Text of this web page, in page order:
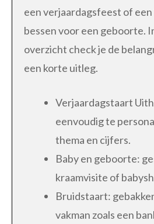
een verjaardagsfeest of
bessen voor een geboorte.
overzicht check je de
een korte uitleg.
Verjaardagstaart
eenvoudig te
thema en cijfers.
Baby en geboorte:
kraamvisite of
Bruidstaart:
vakman zoals een